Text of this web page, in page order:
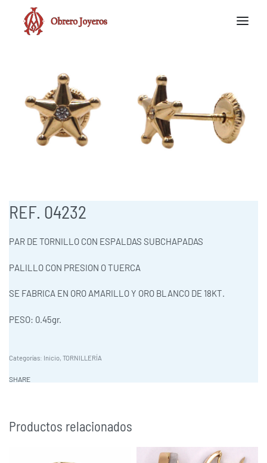
REF. 04232
PAR DE TORNILLO CON ESPALDAS SUBCHAPADAS
PALILLO CON PRESION O TUERCA
SE FABRICA EN ORO AMARILLO Y ORO BLANCO DE 18KT.
PESO: 0.45gr.
Categorías: Inicio, TORNILLERÍA
SHARE
Productos relacionados